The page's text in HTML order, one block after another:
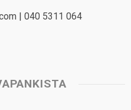
| 040 5311 064